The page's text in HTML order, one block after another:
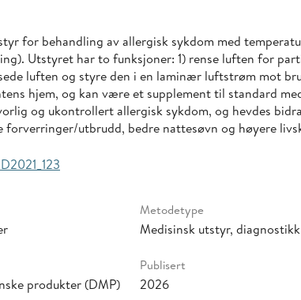
for behandling av allergisk sykdom med
Utstyret har to funksjoner: 1) rense luften for
luften og styre den i en laminær luftstrøm mot
hjem, og kan være et supplement til standard
og ukontrollert allergisk sykdom, og hevdes
utbrudd, bedre nattesøvn og høyere
Metodetype
Medisinsk utstyr,
produkter (DMP)
Publisert
2026